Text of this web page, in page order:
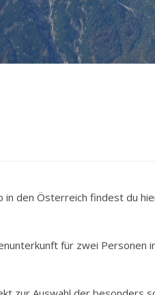
in den Österreich findest du
für zwei Personen